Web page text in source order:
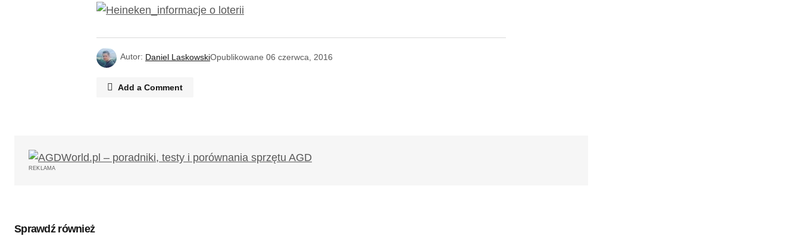
Autor: Daniel LaskowskiOpublikowane 06 czerwca, 2016
Add a Comment
REKLAMA
Sprawdź również